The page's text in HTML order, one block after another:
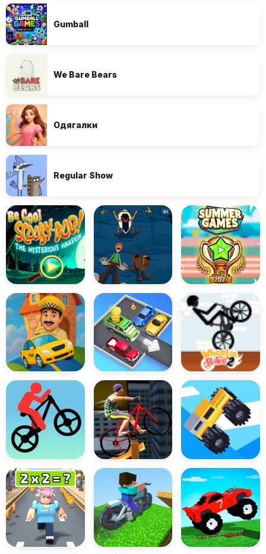
Gumball
We Bare Bears
Одягалки
Regular Show